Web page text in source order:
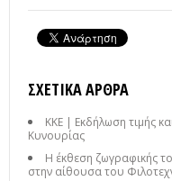
ΣΧΕΤΙΚΆ ΆΡΘΡΑ
ΚΚΕ | Εκδήλωση τιμής
Κυνουρίας
Η έκθεση ζωγραφικής
στην αίθουσα του